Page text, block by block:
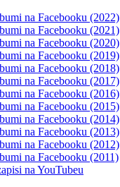
na Facebooku (2022)
na Facebooku (2021)
na Facebooku (2020)
na Facebooku (2019)
na Facebooku (2018)
na Facebooku (2017)
na Facebooku (2016)
na Facebooku (2015)
na Facebooku (2014)
na Facebooku (2013)
na Facebooku (2012)
na Facebooku (2011)
na YouTubeu